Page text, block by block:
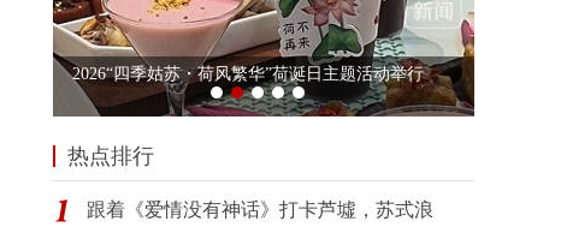
热点排行
跟着《爱情没有神话》打卡芦墟，苏式浪